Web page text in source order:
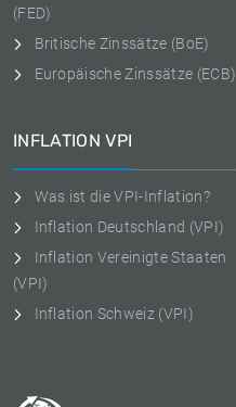
(FED)
Britische Zinssätze (BoE)
Europäische Zinssätze (ECB)
INFLATION VPI
Was ist die VPI-Inflation?
Inflation Deutschland (VPI)
Inflation Vereinigte Staaten
(VPI)
Inflation Schweiz (VPI)